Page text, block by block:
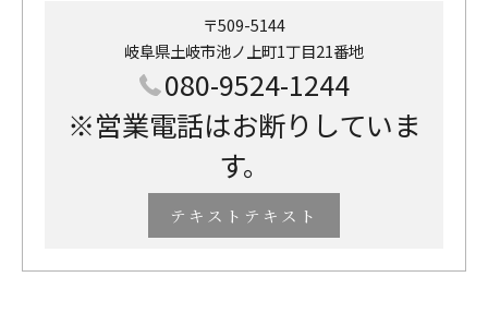
〒509-5144
岐阜県土岐市池ノ上町1丁目21番地
080-9524-1244
※営業電話はお断りしていま
す。
テキストテキスト